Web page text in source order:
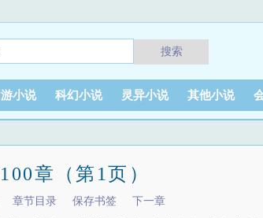
搜索
游小说 科幻小说 灵异小说 其他小说
章（第1页）
章节目录 保存书签 下一章